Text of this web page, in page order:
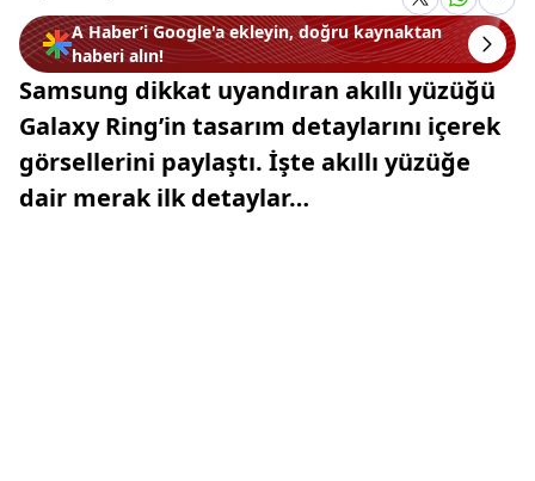
A Haber’i Google'a ekleyin, doğru kaynaktan
haberi alın!
Samsung dikkat uyandıran akıllı yüzüğü
Galaxy Ring’in tasarım detaylarını içerek
görsellerini paylaştı. İşte akıllı yüzüğe
dair merak ilk detaylar…